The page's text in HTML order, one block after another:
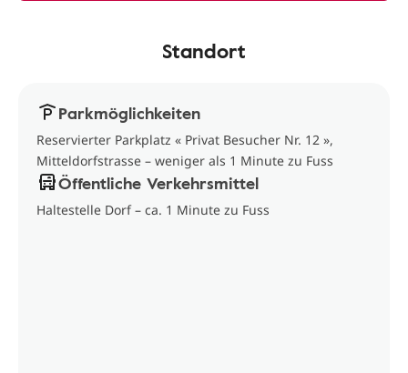
Standort
Parkmöglichkeiten
Reservierter Parkplatz « Privat Besucher Nr. 12 »,
Mitteldorfstrasse – weniger als 1 Minute zu Fuss
Öffentliche Verkehrsmittel
Haltestelle Dorf – ca. 1 Minute zu Fuss